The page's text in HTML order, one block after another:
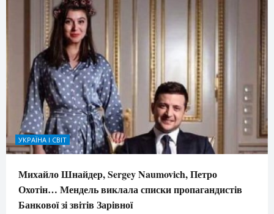
УКРАЇНА І СВІТ
Михайло Шнайдер, Sergey Naumovich, Петро
Охотін… Мендель виклала списки пропагандистів
Банкової зі звітів Зарівної